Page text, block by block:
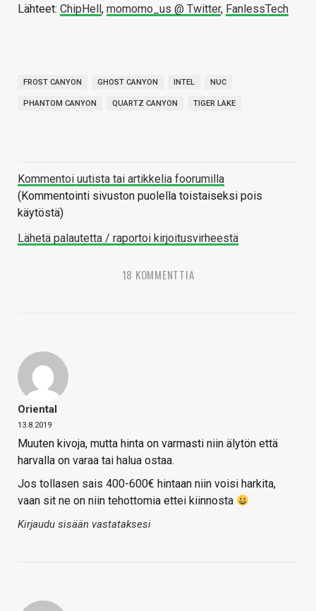
Lähteet: ChipHell, momomo_us @ Twitter, FanlessTech
FROST CANYON GHOST CANYON INTEL NUC
PHANTOM CANYON QUARTZ CANYON TIGER LAKE
Kommentoi uutista tai artikkelia foorumilla
(Kommentointi sivuston puolella toistaiseksi pois
käytöstä)
Lähetä palautetta / raportoi kirjoitusvirheestä
18 KOMMENTTIA
Oriental
13.8.2019
Muuten kivoja, mutta hinta on varmasti niin älytön että
harvalla on varaa tai halua ostaa.
Jos tollasen sais 400-600€ hintaan niin voisi harkita,
vaan sit ne on niin tehottomia ettei kiinnosta
Kirjaudu sisään vastataksesi